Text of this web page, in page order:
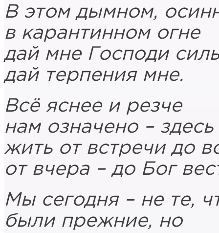
В этом дымном,
в карантинном огне
дай мне Господи
дай терпения мне.
Всё яснее и резче
нам означено – здесь
жить от встречи до
от вчера – до Бог
Мы сегодня – не те,
были прежние, но